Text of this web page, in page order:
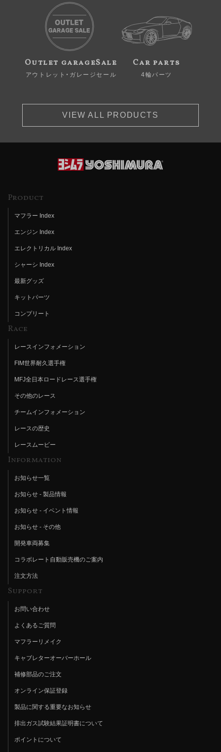
Outlet garageSale
アウトレット・ガレージセール
Car parts
4輪パーツ
VIEW ALL PRODUCTS
Product
マフラー Index
エンジン Index
エレクトリカル Index
シャーシ Index
最新グッズ
キットパーツ
コンプリート
Race
レースインフォメーション
FIM世界耐久選手権
MFJ全日本ロードレース選手権
その他のレース
チームインフォメーション
レースの歴史
レースムービー
Information
お知らせ一覧
お知らせ - 製品情報
お知らせ - イベント情報
お知らせ - その他
開発車両募集
コラボレート自動販売機のご案内
注文方法
Support
お問い合わせ
よくあるご質問
マフラーリメイク
キャブレターオーバーホール
補修部品のご注文
オンライン保証登録
製品に関する重要なお知らせ
排出ガス試験結果証明書について
ポイントについて